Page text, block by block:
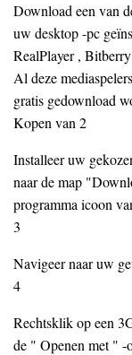
Download een van
uw desktop -pc
RealPlayer ,
Al deze
gratis gedownload
Kopen van 2
Installeer uw
naar de map
programma icoon
3
Navigeer naar uw
4
Rechtsklik op een
de " Openen met " -